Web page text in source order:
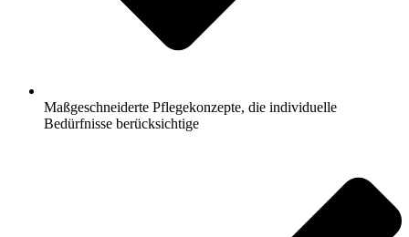
Maßgeschneiderte Pflegekonzepte, die individuelle
Bedürfnisse berücksichtige